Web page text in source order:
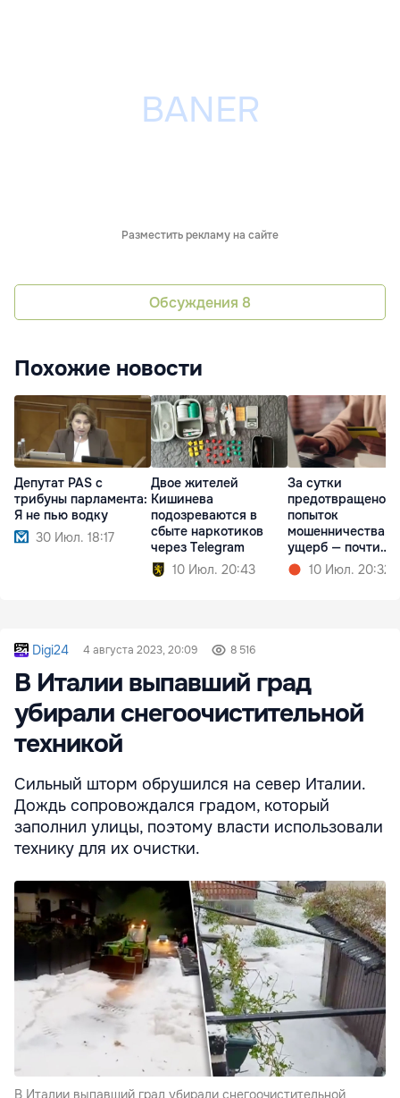
Разместить рекламу на сайте
Обсуждения 8
Похожие новости
Депутат PAS с
трибуны парламента:
Я не пью водку
30 Июл. 18:17
Двое жителей
Кишинева
подозреваются в
сбыте наркотиков
через Telegram
10 Июл. 20:43
За сутки
предотвращено
попыток
мошенничества,
ущерб — почти
миллион леев
10 Июл. 20:32
Digi24 4 августа 2023, 20:09 8 516
В Италии выпавший град
убирали снегоочистительной
техникой
Сильный шторм обрушился на север Италии.
Дождь сопровождался градом, который
заполнил улицы, поэтому власти использовали
технику для их очистки.
В Италии выпавший град убирали снегоочистительной